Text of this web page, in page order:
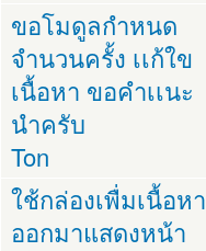
ขอโมดูลกำหนด
จำนวนครั้ง เเก้ใข
เนื้อหา ขอคำเเนะ
นำครับ
Ton
ใช้กล่องเพื่มเนื้อหา
ออกมาแสดงหน้า